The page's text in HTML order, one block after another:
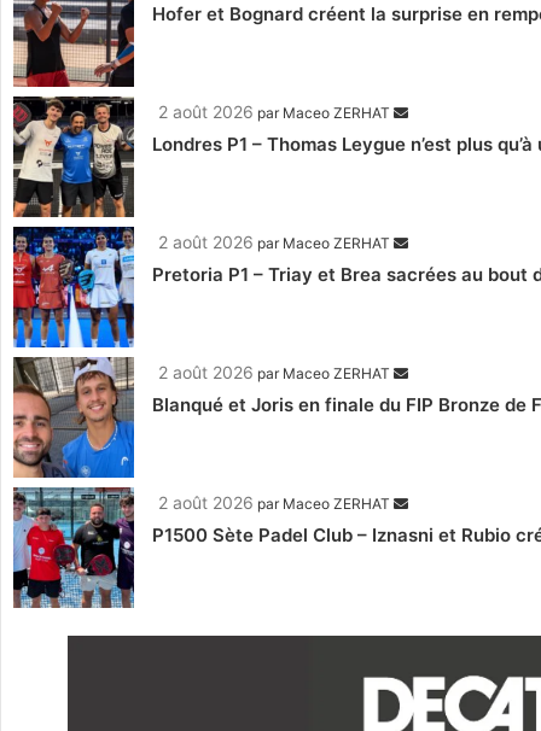
Hofer et Bognard créent la surprise en
2 août 2026 par Maceo ZERHAT
Londres P1 – Thomas Leygue n’est plus
2 août 2026 par Maceo ZERHAT
Pretoria P1 – Triay et Brea sacrées au
2 août 2026 par Maceo ZERHAT
Blanqué et Joris en finale du FIP Bronze de
2 août 2026 par Maceo ZERHAT
P1500 Sète Padel Club – Iznasni et Rubio